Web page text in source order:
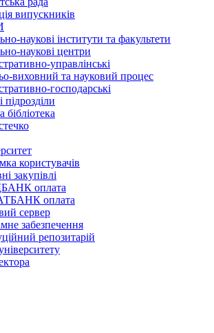
випускників
наукові інститути та факультети
наукові центри
управлінські
виховний та науковий процес
господарські
підрозділи
бібліотека
користувачів
закупівлі
оплата
оплата
сервер
забезпечення
репозитарій